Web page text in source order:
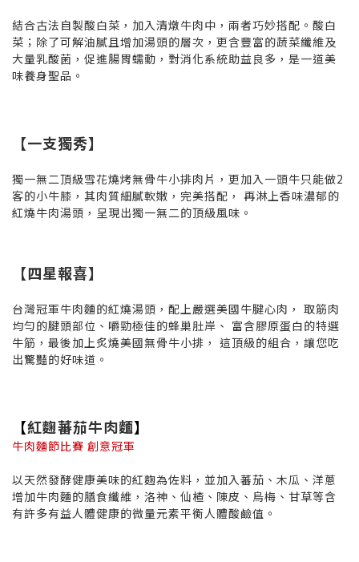
結合古法自製酸白菜，加入清燉牛肉中，兩者巧妙搭配。酸白
菜；除了可解油膩且增加湯頭的層次，更含豐富的蔬菜纖維及
大量乳酸菌，促進腸胃蠕動，對消化系統助益良多，是一道美
味養身聖品。
【一支獨秀】
獨一無二頂級雪花燒烤無骨牛小排肉片，更加入一頭牛只能做2
客的小牛膝，其肉質細膩軟嫩，完美搭配， 再淋上香味濃郁的
紅燒牛肉湯頭，呈現出獨一無二的頂級風味。
【四星報喜】
台灣冠軍牛肉麵的紅燒湯頭，配上嚴選美國牛腱心肉， 取筋肉
均勻的腱頭部位、嚼勁極佳的蜂巢肚岸、 富含膠原蛋白的特選
牛筋，最後加上炙燒美國無骨牛小排， 這頂級的組合，讓您吃
出驚豔的好味道。
【紅麴蕃茄牛肉麵】
牛肉麵節比賽 創意冠軍
以天然發酵健康美味的紅麴為佐料，並加入蕃茄、木瓜、洋蔥
增加牛肉麵的膳食纖維，洛神、仙楂、陳皮、烏梅、甘草等含
有許多有益人體健康的微量元素平衡人體酸鹼值。